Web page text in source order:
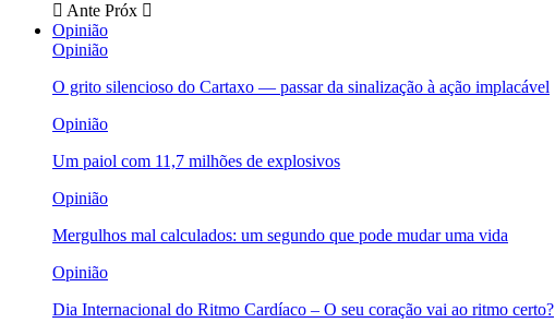
Ante Próx
Opinião
Opinião
O grito silencioso do Cartaxo — passar da sinalização à ação implacável
Opinião
Um paiol com 11,7 milhões de explosivos
Opinião
Mergulhos mal calculados: um segundo que pode mudar uma vida
Opinião
Dia Internacional do Ritmo Cardíaco – O seu coração vai ao ritmo certo?